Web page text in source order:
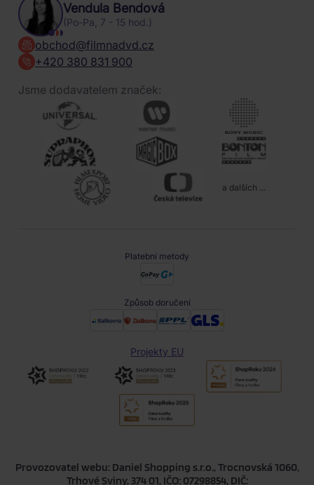
Vendula Bendová
(Po-Pa, 7 - 15 hod.)
obchod@filmnadvd.cz
+420 380 831 900
Jsme dodavatelem značek:
a dalších ...
Platební metody
Způsob doručení
Projekty EU
Provozovatel webu: Daniel Shopping s.r.o., Trocnovská 1060,
Trhové Sviny, 374 01, IČO: 07298854, DIČ: